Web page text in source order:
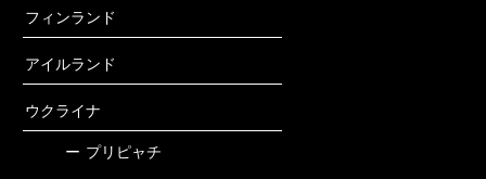
フィンランド
アイルランド
ウクライナ
ー プリピャチ